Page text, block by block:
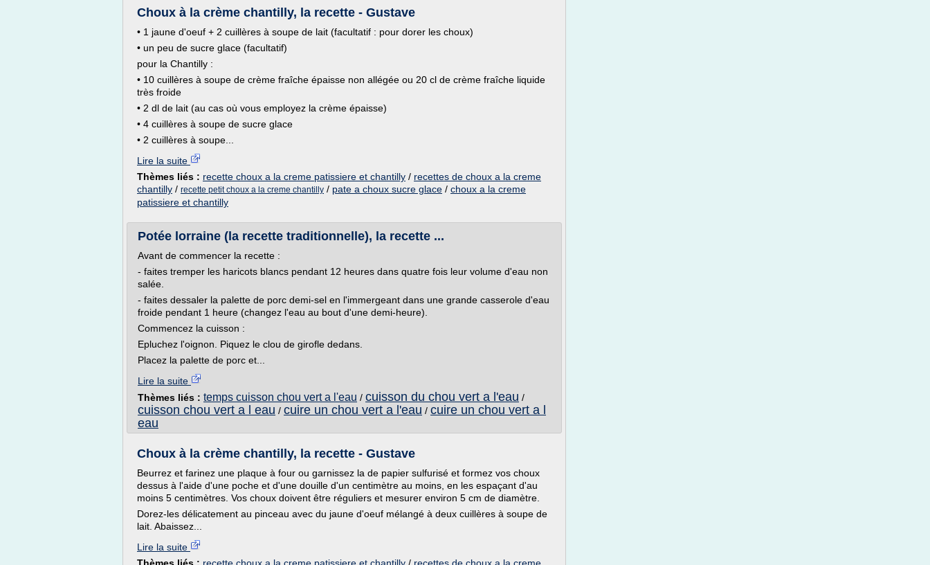
Choux à la crème chantilly, la recette - Gustave
• 1 jaune d'oeuf + 2 cuillères à soupe de lait (facultatif : pour dorer les choux)
• un peu de sucre glace (facultatif)
pour la Chantilly :
• 10 cuillères à soupe de crème fraîche épaisse non allégée ou 20 cl de crème fraîche liquide
très froide
• 2 dl de lait (au cas où vous employez la crème épaisse)
• 4 cuillères à soupe de sucre glace
• 2 cuillères à soupe...
Lire la suite
Thèmes liés : recette choux a la creme patissiere et chantilly / recettes de choux a la creme
chantilly / recette petit choux a la creme chantilly / pate a choux sucre glace / choux a la creme
patissiere et chantilly
Potée lorraine (la recette traditionnelle), la recette ...
Avant de commencer la recette :
- faites tremper les haricots blancs pendant 12 heures dans quatre fois leur volume d'eau non
salée.
- faites dessaler la palette de porc demi-sel en l'immergeant dans une grande casserole d'eau
froide pendant 1 heure (changez l'eau au bout d'une demi-heure).
Commencez la cuisson :
Epluchez l'oignon. Piquez le clou de girofle dedans.
Placez la palette de porc et...
Lire la suite
Thèmes liés : temps cuisson chou vert a l'eau / cuisson du chou vert a l'eau /
cuisson chou vert a l eau / cuire un chou vert a l'eau / cuire un chou vert a l
eau
Choux à la crème chantilly, la recette - Gustave
Beurrez et farinez une plaque à four ou garnissez la de papier sulfurisé et formez vos choux
dessus à l'aide d'une poche et d'une douille d'un centimètre au moins, en les espaçant d'au
moins 5 centimètres. Vos choux doivent être réguliers et mesurer environ 5 cm de diamètre.
Dorez-les délicatement au pinceau avec du jaune d'oeuf mélangé à deux cuillères à soupe de
lait. Abaissez...
Lire la suite